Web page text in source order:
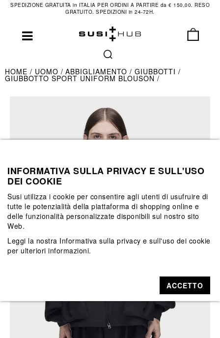
SPEDIZIONE GRATUITA in ITALIA PER ORDINI A PARTIRE da € 150,00. RESO
GRATUITO. SPEDIZIONI in 24-72H.
HOME UOMO ABBIGLIAMENTO GIUBBOTTI
GIUBBOTTO SPORT UNIFORM BLOUSON
INFORMATIVA SULLA PRIVACY E SULL'USO
DEI COOKIE
Susi utilizza i cookie per consentire agli utenti di usufruire di
tutte le potenzialità della piattaforma di shopping online e
delle funzionalità personalizzate disponibili sul nostro sito
Web.
Leggi la nostra Informativa sulla privacy e sull'uso dei cookie
per ulteriori informazioni.
ACCETTO